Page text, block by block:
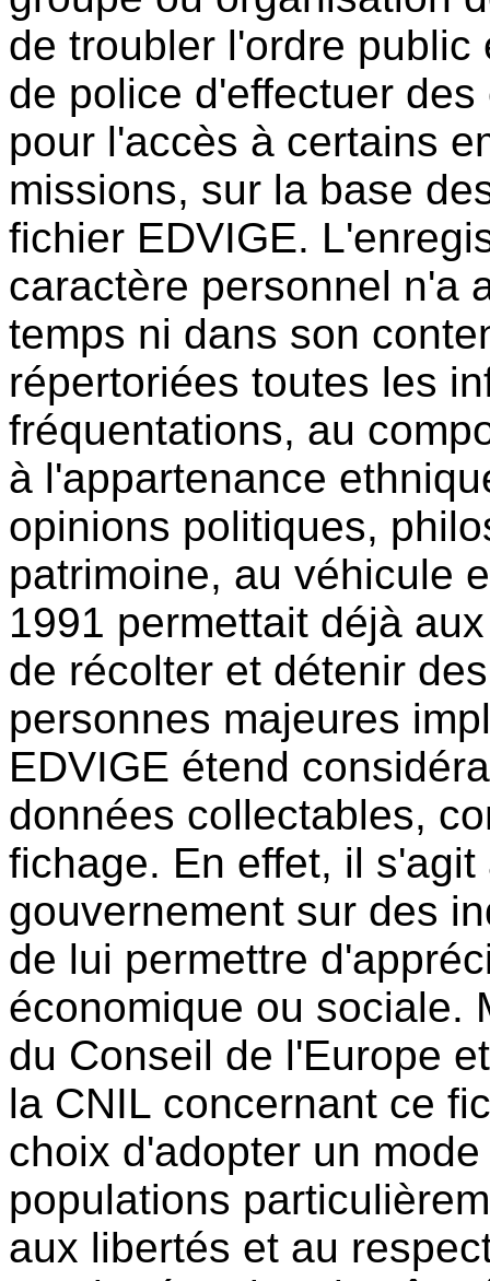
de troubler l'ordre
de police d'effectuer
pour l'accès à certains
missions, sur la base
fichier EDVIGE.
caractère personnel n'a
temps ni dans son
répertoriées toutes les
fréquentations, au
à l'appartenance
opinions politiques,
patrimoine, au véhicule
1991 permettait déjà
de récolter et détenir
personnes majeures
EDVIGE étend
données collectables,
fichage. En effet, il
gouvernement sur des
de lui permettre
économique ou sociale.
du Conseil de l'Europe
la CNIL concernant ce
choix d'adopter un
populations
aux libertés et au